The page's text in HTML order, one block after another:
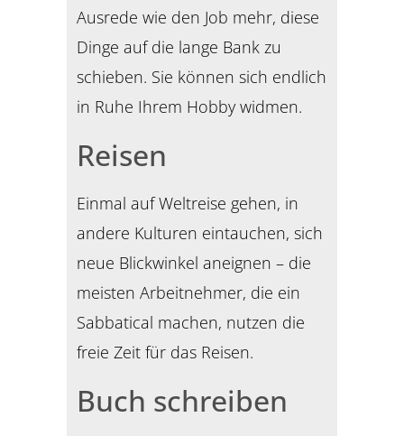
Ausrede wie den Job mehr, diese
Dinge auf die lange Bank zu
schieben. Sie können sich endlich
in Ruhe Ihrem Hobby widmen.
Reisen
Einmal auf Weltreise gehen, in
andere Kulturen eintauchen, sich
neue Blickwinkel aneignen – die
meisten Arbeitnehmer, die ein
Sabbatical machen, nutzen die
freie Zeit für das Reisen.
Buch schreiben